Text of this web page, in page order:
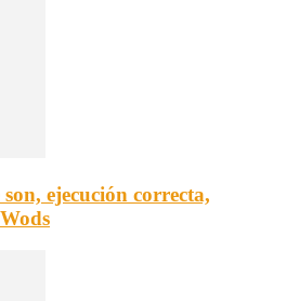
ejecución correcta,